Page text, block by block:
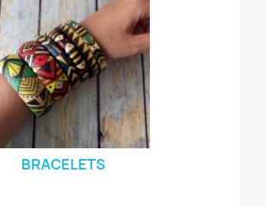
BRACELETS